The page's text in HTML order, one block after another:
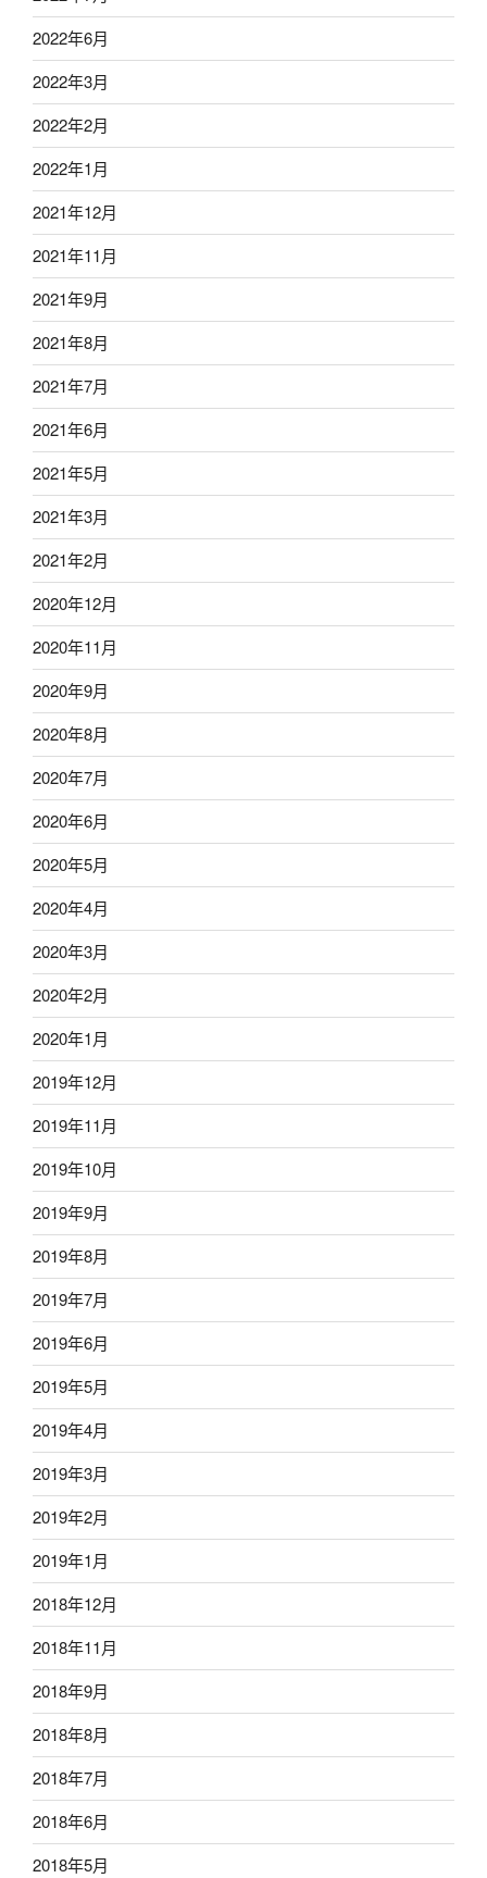
2022年6月
2022年3月
2022年2月
2022年1月
2021年12月
2021年11月
2021年9月
2021年8月
2021年7月
2021年6月
2021年5月
2021年3月
2021年2月
2020年12月
2020年11月
2020年9月
2020年8月
2020年7月
2020年6月
2020年5月
2020年4月
2020年3月
2020年2月
2020年1月
2019年12月
2019年11月
2019年10月
2019年9月
2019年8月
2019年7月
2019年6月
2019年5月
2019年4月
2019年3月
2019年2月
2019年1月
2018年12月
2018年11月
2018年9月
2018年8月
2018年7月
2018年6月
2018年5月